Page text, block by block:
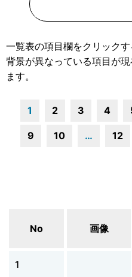
一覧表の項目欄をクリック
背景が異なっている項目が
ます。
1 2 3 4
9 10 … 12
No 画像
1